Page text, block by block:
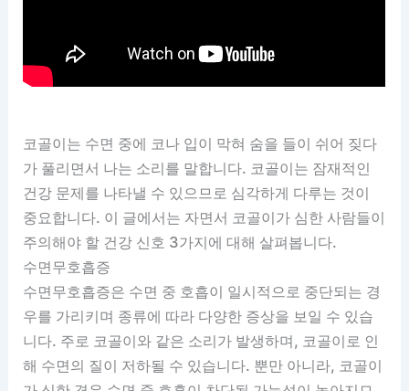
코골이는 수면 중에 코나 입이 막혀 숨을 들이 쉬어 짖다
가 풀리면서 나는 소리를 말합니다. 코골이는 잠재적인
건강 문제를 나타낼 수 있으므로 심각하게 다루는 것이
중요합니다. 이 글에서는 자면서 코골이가 심한 사람들이
주의해야 할 건강 신호 3가지에 대해 살펴봅니다.
수면무호흡증
수면무호흡증은 수면 중 호흡이 일시적으로 중단되는 경
우를 가리키며 종류에 따라 다양한 증상을 보일 수 있습
니다. 주로 코골이와 같은 소리가 발생하며, 코골이로 인
해 수면의 질이 저하될 수 있습니다. 뿐만 아니라, 코골이